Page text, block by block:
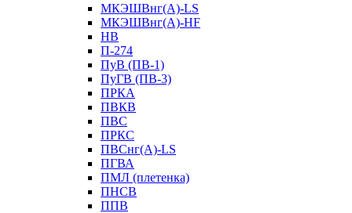
МКЭШВнг(А)-LS
МКЭШВнг(А)-HF
НВ
П-274
ПуВ (ПВ-1)
ПуГВ (ПВ-3)
ПРКА
ПВКВ
ПВС
ПРКС
ПВСнг(А)-LS
ПГВА
ПМЛ (плетенка)
ПНСВ
ППВ